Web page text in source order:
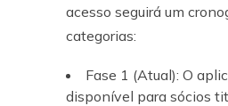
acesso seguirá um
categorias:
Fase 1 (Atual): O
disponível para sócios